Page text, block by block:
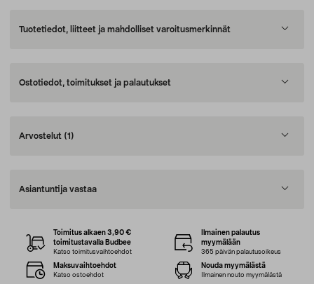
Tuotetiedot, liitteet ja mahdolliset varoitusmerkinnät
Ostotiedot, toimitukset ja palautukset
Arvostelut (1)
Asiantuntija vastaa
Toimitus alkaen 3,90 €
toimitustavalla Budbee
Katso toimitusvaihtoehdot
Ilmainen palautus
myymälään
365 päivän palautusoikeus
Maksuvaihtoehdot
Katso ostoehdot
Nouda myymälästä
Ilmainen nouto myymälästä